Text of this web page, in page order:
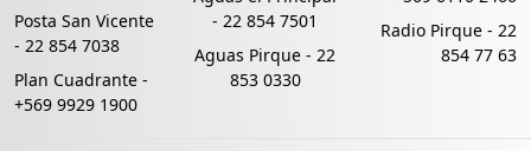
Posta San Vicente
- 22 854 7038
Plan Cuadrante -
+569 9929 1900
- 22 854 7501
Aguas Pirque - 22
853 0330
Radio Pirque - 22
854 77 63